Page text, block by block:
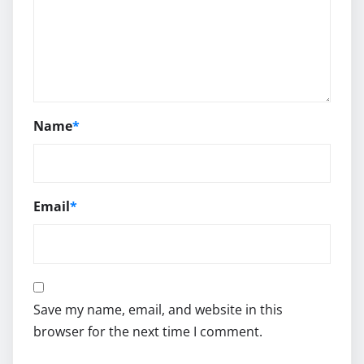
Name*
Email*
Save my name, email, and website in this
browser for the next time I comment.